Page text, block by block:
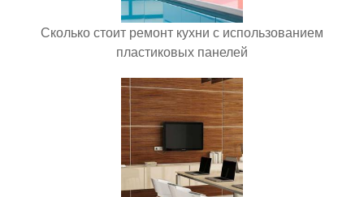
Сколько стоит ремонт кухни с использованием
пластиковых панелей